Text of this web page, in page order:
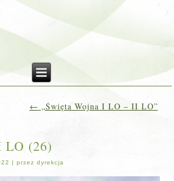
← „Święta Wojna I LO – II LO”
LO (26)
|przez dyrekcja